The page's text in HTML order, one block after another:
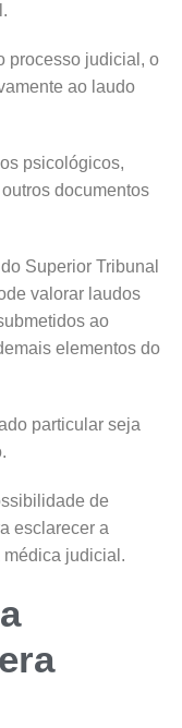
processo judicial, o
ao laudo
psicológicos,
documentos
Superior Tribunal
valorar laudos
ao
elementos do
particular seja
de
esclarecer a
judicial.